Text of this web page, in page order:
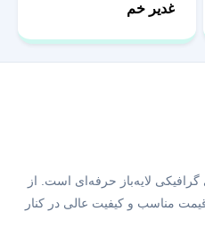
غدیر خم
لایه‌باز حرفه‌ای است. از
مناسب و کیفیت عالی در کنار